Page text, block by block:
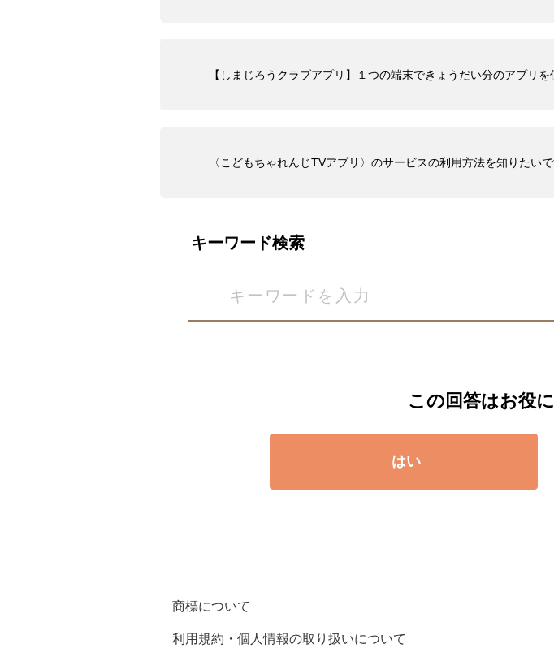
【しまじろうクラブアプリ】１つの端末できょうだい分のアプリ
〈こどもちゃれんじTVアプリ〉のサービスの利用方法を知りたいで
キーワード検索
この回答はお役
はい
商標について
利用規約・個人情報の取り扱いについて